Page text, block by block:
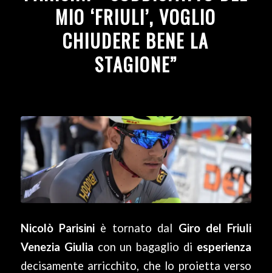
MIO ‘FRIULI’, VOGLIO
CHIUDERE BENE LA
STAGIONE”
Nicolò Parisini è tornato dal Giro del Friuli
Venezia Giulia con un bagaglio di esperienza
decisamente arricchito, che lo proietta verso